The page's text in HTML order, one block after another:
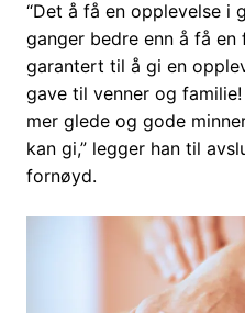
“Det å få en opplevelse i
ganger bedre enn å få
garantert til å gi en
gave til venner og
mer glede og gode
kan gi,” legger han til
fornøyd.